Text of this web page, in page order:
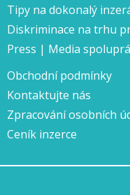
Tipy na dokonalý
Diskriminace na trhu
Press | Media
Obchodní podmínky
Kontaktujte nás
Zpracování osobních
Ceník inzerce